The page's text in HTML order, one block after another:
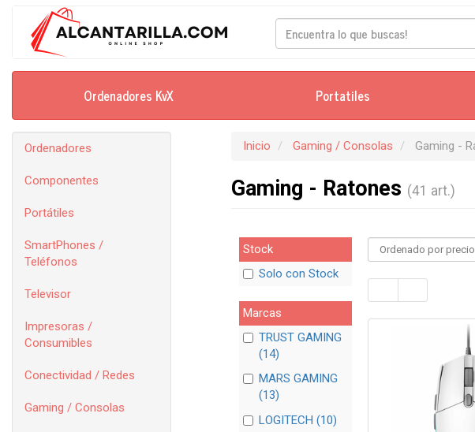
Ordenadores KvX Portatiles
Ordenadores
Componentes
Portátiles
SmartPhones /
Teléfonos
Televisor
Impresoras /
Consumibles
Conectividad / Redes
Gaming / Consolas
Inicio Gaming / Consolas Gaming -
Gaming - Ratones (41 art.)
Stock
Solo con Stock
Marcas
TRUST GAMING
(14)
MARS GAMING
(13)
LOGITECH (10)